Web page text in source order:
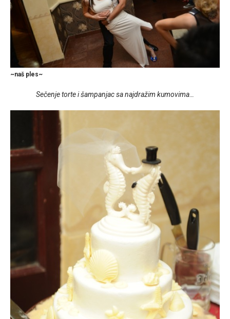
~naš ples~
Sečenje torte išampanjac sa najdražim kumovima…